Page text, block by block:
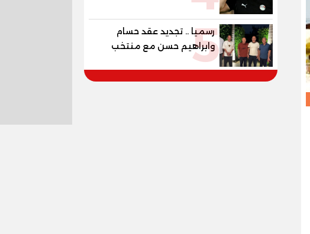
5
رسميا .. تجديد عقد حسام
وابراهيم حسن مع منتخب
مصر حتي مونديال 2030